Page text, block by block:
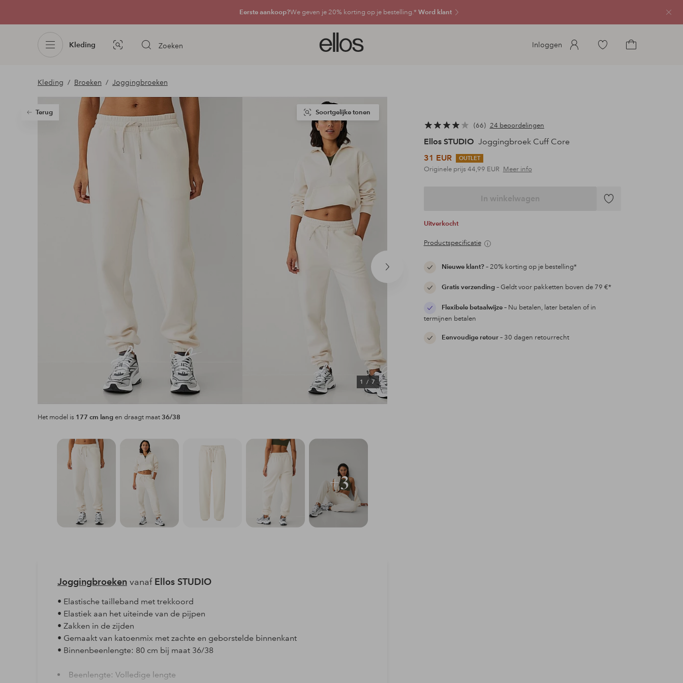
Eerste aankoop?We geven je 20% korting op je bestelling.* Word klant
Kleding
Afbeelding
Zoeken
Ellos
logo
de
voorpagina
Inloggen
Ga
Kleding Broeken Joggingbroeken
Terug
Volgend
1/ 7
Soortgelijke tonen
Het model is 177 cm langen draagt maat36/38
66 24 beoordelingen
Ellos STUDIO Joggingbroek Cuff Core
31 EUR
OUTLET
Originele prijs 44,99 EUR Meer info
In winkelwagen
Toevoegen
Uitverkocht
Productspecificatie
Nieuwe klant?– 20% korting op je bestelling*
Gratis verzending– Geldt voor pakketten boven de 79 €*
Flexibele betaalwijze– Nu betalen, later betalen of in
termijnen betalen
Eenvoudige retour– 30 dagen retourrecht
+3
Joggingbroekenvanaf Ellos STUDIO
• Elastische tailleband met trekkoord
• Elastiek aan het uiteinde van de pijpen
• Zakken in de zijden
• Gemaakt van katoenmix met zachte en geborstelde binnenkant
• Binnenbeenlengte: 80 cm bij maat 36/38
Beenlengte: Volledige lengte